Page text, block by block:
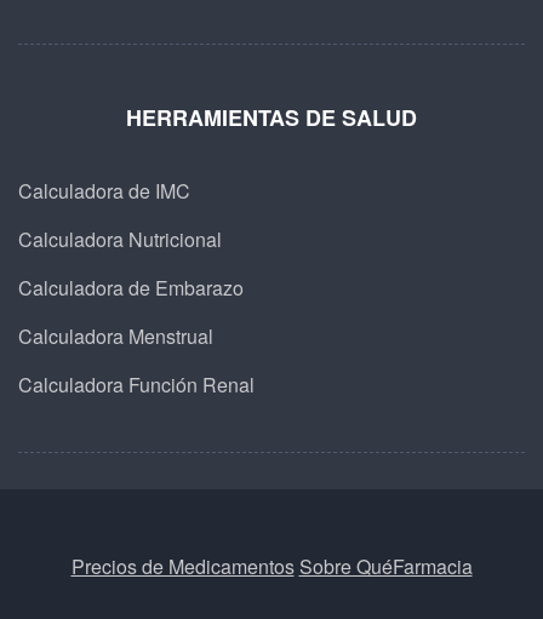
HERRAMIENTAS DE SALUD
Calculadora de IMC
Calculadora Nutricional
Calculadora de Embarazo
Calculadora Menstrual
Calculadora Función Renal
Precios de Medicamentos Sobre QuéFarmacia